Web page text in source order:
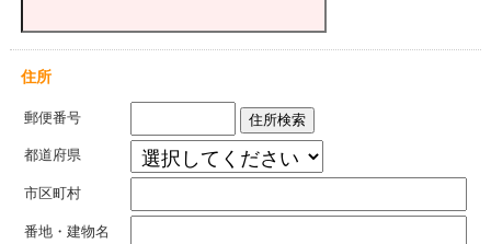
住所
郵便番号 住所検索
都道府県
市区町村
番地・建物名